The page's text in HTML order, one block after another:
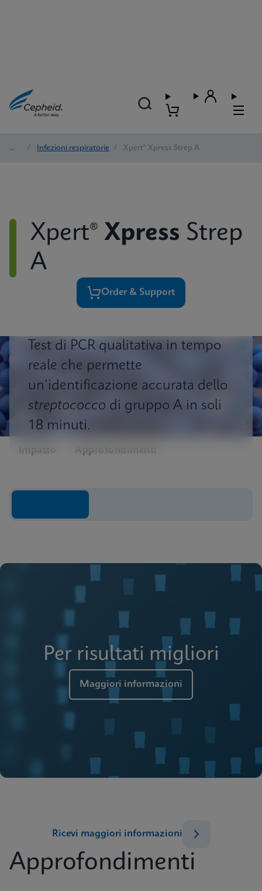
Test / Infezioni respiratorie / Xpert® Xpress Strep A
Xpert® Xpress Strep
A
Order & Support
Test di PCR qualitativa in tempo
reale che permette
un’identificazione accurata dello
streptococco di gruppo A in soli
18 minuti.
Impatto Approfondimenti
Per risultati migliori
Maggiori informazioni
Approfondimenti
Ricevi maggiori informazioni